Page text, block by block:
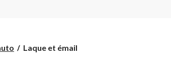
Laque
Laque et émail